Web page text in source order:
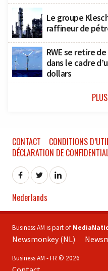
Le groupe
raffineur de
RWE se retire
dans le cadre
dollars
CONTACT
CONDITIONS
DÉCLARATION DE
Nederlands
Business AM is part of
Newsmonkey (NL)
Business AM - FR © 2026